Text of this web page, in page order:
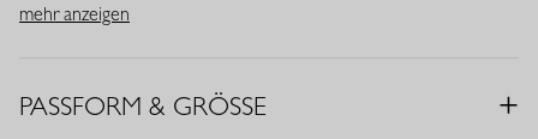
In der Farbe Blassgelb wirkt das Shirt weich und sommerlich.
• Regular Fit
mehr anzeigen
PASSFORM & GRÖSSE